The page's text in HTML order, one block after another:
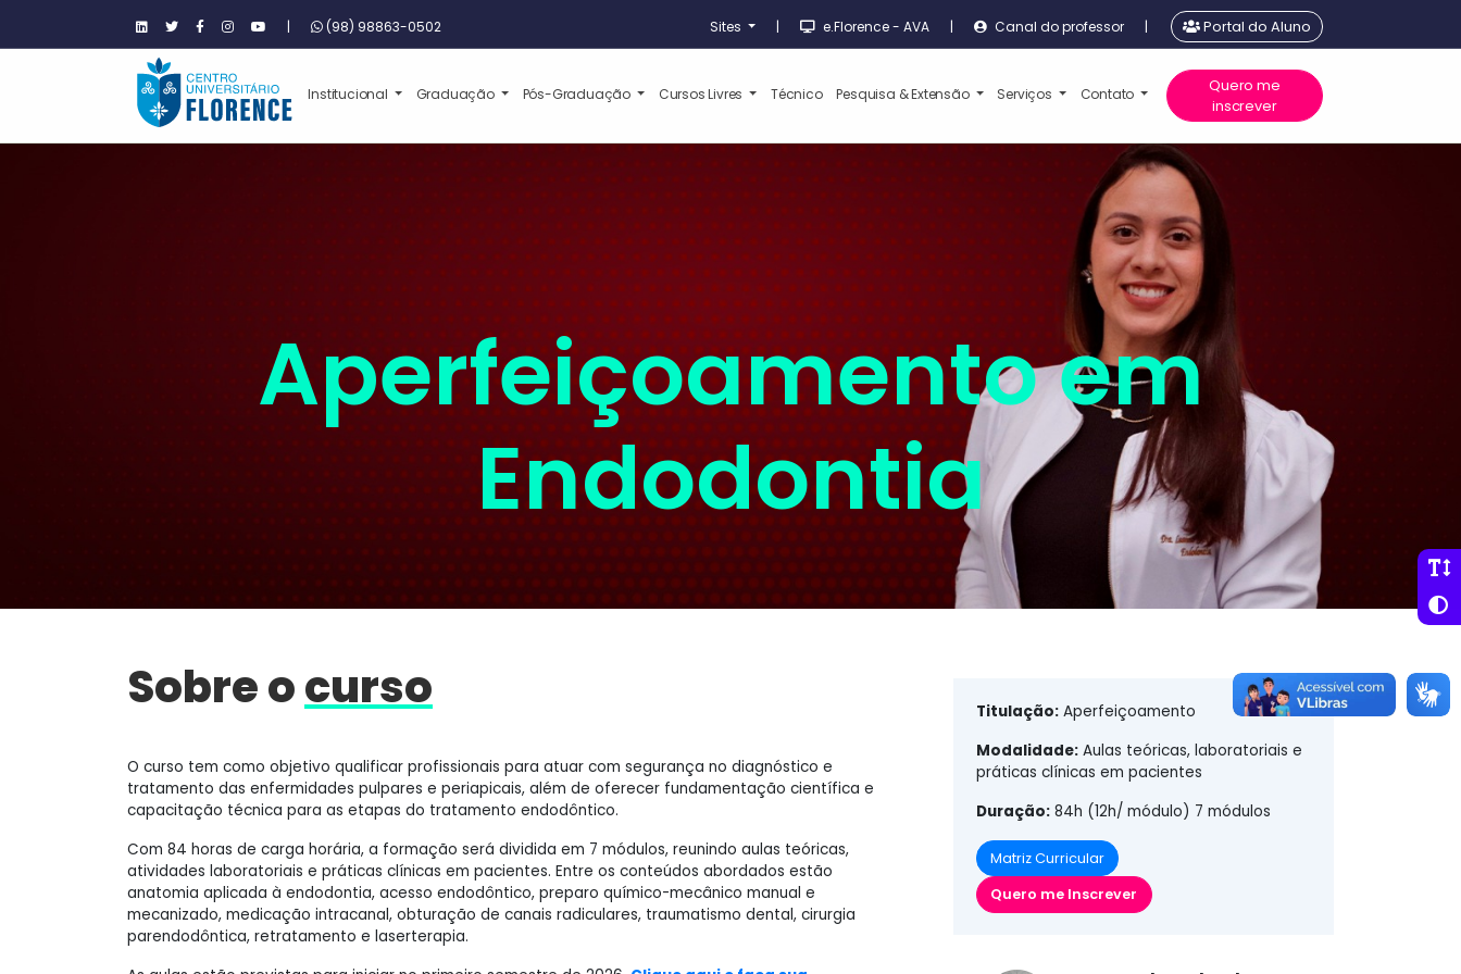
| (98) 98863-0502 Sites | e.Florence - AVA | Canal do professor | Portal do Aluno
Institucional Graduação Pós-Graduação Cursos Livres Técnico Pesquisa & Extensão Serviços Contato
Quero me
inscrever
Aperfeiçoamento em
Endodontia
Sobre ocurso
O curso tem como objetivo qualificar profissionais para atuar com segurança no diagnóstico e
tratamento das enfermidades pulpares e periapicais, além de oferecer fundamentação científica e
capacitação técnica para as etapas do tratamento endodôntico.
Com 84 horas de carga horária, a formação será dividida em 7 módulos, reunindo aulas teóricas,
atividades laboratoriais e práticas clínicas em pacientes. Entre os conteúdos abordados estão
anatomia aplicada à endodontia, acesso endodôntico, preparo químico-mecânico manual e
mecanizado, medicação intracanal, obturação de canais radiculares, traumatismo dental, cirurgia
parendodôntica, retratamento e laserterapia.
Titulação:Aperfeiçoamento
Modalidade:Aulas teóricas, laboratoriais e
práticas clínicas em pacientes
Duração:84h (12h/ módulo) 7 módulos
Matriz Curricular
Quero me Inscrever